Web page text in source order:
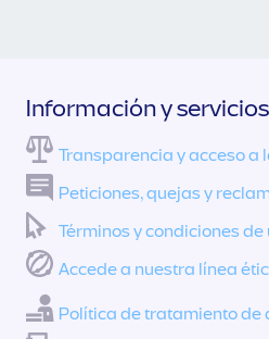
Información y
Transparencia y acceso a
Peticiones, quejas y
Términos y condiciones de
Accede a nuestra línea
Política de tratamiento de